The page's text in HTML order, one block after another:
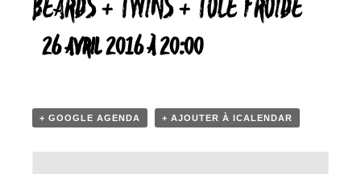
BEARDS + TWINS + TÔLE FROIDE
26 AVRIL 2016 À 20:00
+ GOOGLE AGENDA + AJOUTER À ICALENDAR